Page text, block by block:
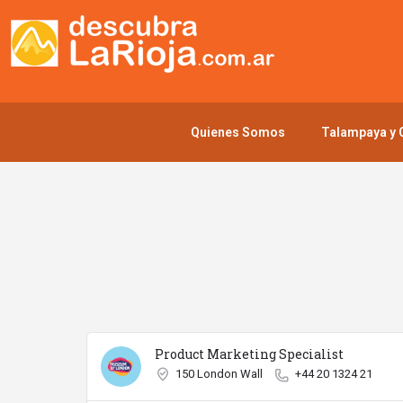
Quienes Somos Talampaya y
Product Marketing Specialist
150 London Wall +44 20 1324 21